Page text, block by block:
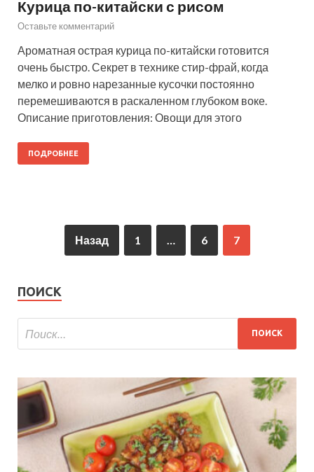
Курица по-китайски с рисом
Оставьте комментарий
Ароматная острая курица по-китайски готовится
очень быстро. Секрет в технике стир-фрай, когда
мелко и ровно нарезанные кусочки постоянно
перемешиваются в раскаленном глубоком воке.
Описание приготовления: Овощи для этого
ПОДРОБНЕЕ
Назад 1 6 7
ПОИСК